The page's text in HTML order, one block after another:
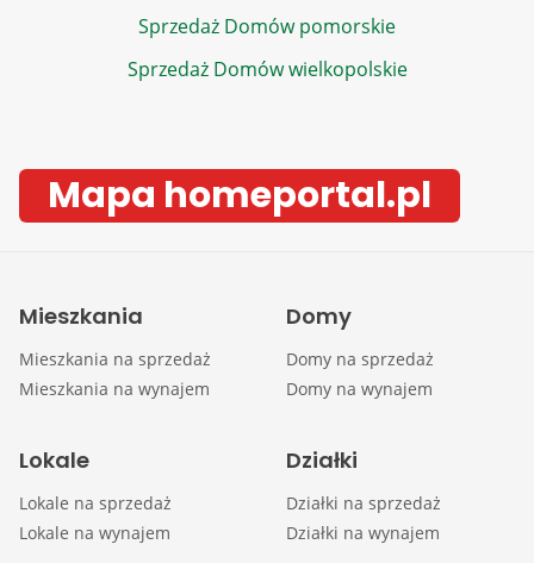
Sprzedaż Domów pomorskie
Sprzedaż Domów wielkopolskie
Mapa homeportal.pl
Mieszkania
Mieszkania na sprzedaż
Mieszkania na wynajem
Domy
Domy na sprzedaż
Domy na wynajem
Lokale
Lokale na sprzedaż
Lokale na wynajem
Działki
Działki na sprzedaż
Działki na wynajem